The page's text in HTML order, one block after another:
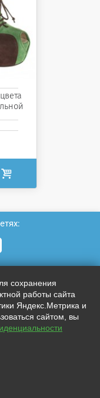

сохранения
работы сайта
Яндекс.Метрика и
сайтом, вы